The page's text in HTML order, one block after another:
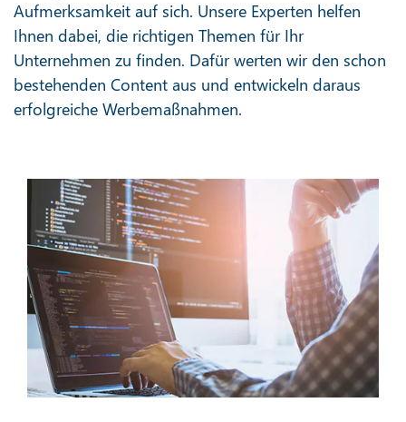
Aufmerksamkeit auf sich. Unsere Experten helfen
Ihnen dabei, die richtigen Themen für Ihr
Unternehmen zu finden. Dafür werten wir den schon
bestehenden Content aus und entwickeln daraus
erfolgreiche Werbemaßnahmen.